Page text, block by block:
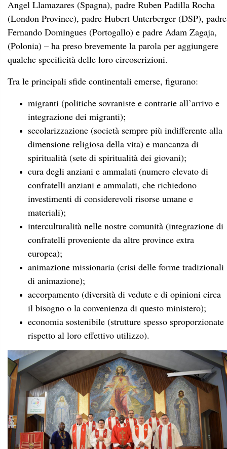
Angel Llamazares (Spagna), padre Ruben Padilla Rocha
(London Province), padre Hubert Unterberger (DSP), padre
Fernando Domingues (Portogallo) e padre Adam Zagaja,
(Polonia) – ha preso brevemente la parola per aggiungere
qualche specificità delle loro circoscrizioni.
Tra le principali sfide continentali emerse, figurano:
migranti (politiche sovraniste e contrarie all’arrivo e
integrazione dei migranti);
secolarizzazione (società sempre più indifferente alla
dimensione religiosa della vita) e mancanza di
spiritualità (sete di spiritualità dei giovani);
cura degli anziani e ammalati (numero elevato di
confratelli anziani e ammalati, che richiedono
investimenti di considerevoli risorse umane e
materiali);
interculturalità nelle nostre comunità (integrazione di
confratelli proveniente da altre province extra
europea);
animazione missionaria (crisi delle forme tradizionali
di animazione);
accorpamento (diversità di vedute e di opinioni circa
il bisogno o la convenienza di questo ministero);
economia sostenibile (strutture spesso sproporzionate
rispetto al loro effettivo utilizzo).
Nelle due sessioni del pomeriggio, i partecipanti sono
stati invitati a dividersi in gruppi per dialogare, offrire
suggerimenti o porre domande relative dapprima al
continente nel suo insieme e poi alle singole province. Ne è
seguito un lungo, vivace e fruttuoso dibattitto.